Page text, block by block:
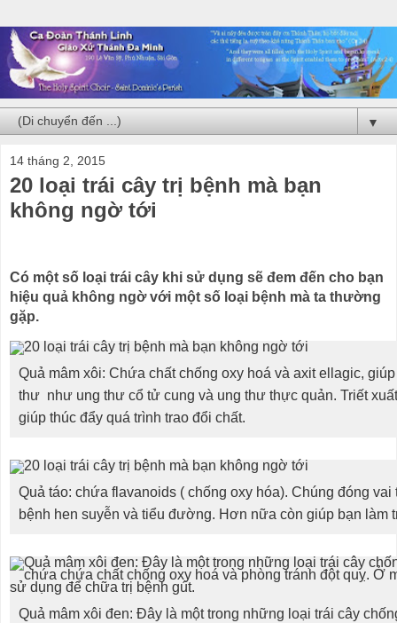
▼
14 tháng 2, 2015
20 loại trái cây trị bệnh mà bạn
không ngờ tới
Có một số loại trái cây khi sử dụng sẽ đem đến cho bạn
hiệu quả không ngờ với một số loại bệnh mà ta thường
gặp.
Quả mâm xôi: Chứa chất chống oxy hoá và axit ellagic,
thư như ung thư cổ tử cung và ung thư thực quản. Triết
giúp thúc đẩy quá trình trao đổi chất.
Quả táo: chứa flavanoids ( chống oxy hóa). Chúng đóng
bệnh hen suyễn và tiểu đường. Hơn nữa còn giúp bạn làm
Quả mâm xôi đen: Đây là một trong những loại trái cây